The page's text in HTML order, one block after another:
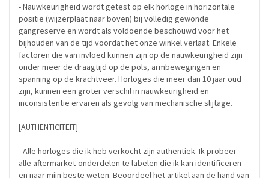
- Nauwkeurigheid wordt getest op elk horloge in horizontale
positie (wijzerplaat naar boven) bij volledig gewonde
gangreserve en wordt als voldoende beschouwd voor het
bijhouden van de tijd voordat het onze winkel verlaat. Enkele
factoren die van invloed kunnen zijn op de nauwkeurigheid zijn
onder meer de draagtijd op de pols, armbewegingen en
spanning op de krachtveer. Horloges die meer dan 10 jaar oud
zijn, kunnen een groter verschil in nauwkeurigheid en
inconsistentie ervaren als gevolg van mechanische slijtage.
[AUTHENTICITEIT]
- Alle horloges die ik heb verkocht zijn authentiek. Ik probeer
alle aftermarket-onderdelen te labelen die ik kan identificeren
en naar mijn beste weten. Beoordeel het artikel aan de hand van